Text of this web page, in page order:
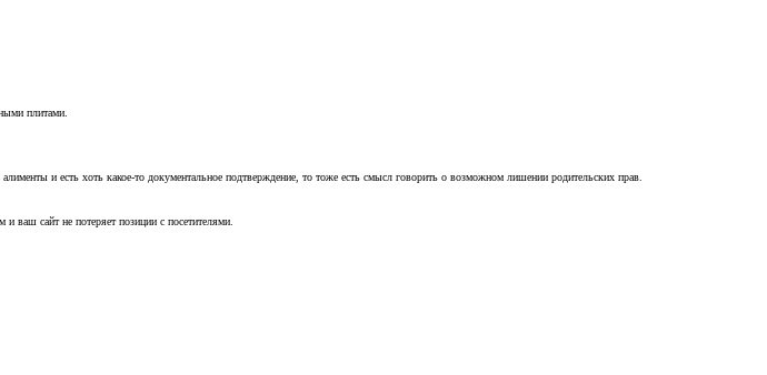
плитами.
и есть хоть какое-то документальное подтверждение, то тоже есть смысл говорить о возможном лишении родительских прав.
ваш сайт не потеряет позиции с посетителями.